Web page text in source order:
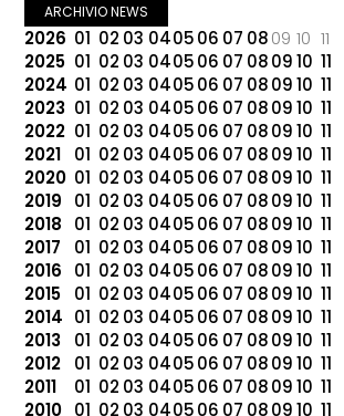
ARCHIVIO NEWS
2026 01 02 03 040506 07 0809 10 11
2025 01 02 03 040506 07 080910 11
2024 01 02 03 040506 07 080910 11
2023 01 02 03 040506 07 080910 11
2022 01 02 03 040506 07 080910 11
2021
01 02 03 040506 07 080910 11
2020 01 02 03 040506 07 080910 11
2019
01 02 03 040506 07 080910 11
2018
01 02 03 040506 07 080910 11
2017
01 02 03 040506 07 080910 11
2016
01 02 03 040506 07 080910 11
2015
01 02 03 040506 07 080910 11
2014 01 02 03 040506 07 080910 11
2013
01 02 03 040506 07 080910 11
2012
01 02 03 040506 07 080910 11
2011
01 02 03 040506 07 080910 11
2010 01 02 03 040506 07 080910 11